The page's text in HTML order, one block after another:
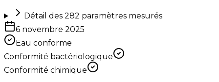
Détail des 282 paramètres mesurés
6 novembre 2025
Eau conforme
Conformité bactériologique
Conformité chimique